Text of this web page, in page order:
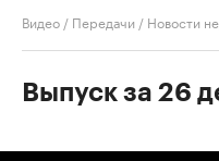
Видео / Передачи / Новости
Выпуск за 26